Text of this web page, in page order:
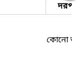
দরপত্র
কোনো তথ্য